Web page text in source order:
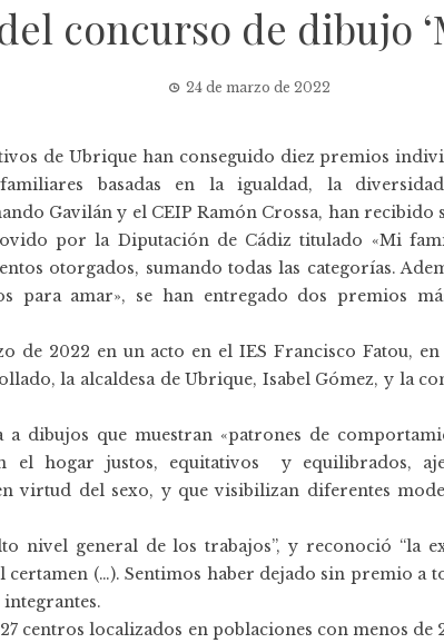
concurso de dibujo
24 de marzo de 2022
de Ubrique han conseguido diez premios
basadas en la igualdad, la
Gavilán y el CEIP Ramón Crossa, han recibido
por la Diputación de Cádiz titulado «Mi
otorgados, sumando todas las categorías.
para amar», se han entregado dos premios
de 2022 en un acto en el IES Francisco Fatou, en
la alcaldesa de Ubrique, Isabel Gómez, y la
dibujos que muestran «patrones de
el hogar justos, equitativos y equilibrados,
virtud del sexo, y que visibilizan diferentes
nivel general de los trabajos”, y reconoció “la
(…). Sentimos haber dejado sin premio a
integrantes.
centros localizados en poblaciones con menos de